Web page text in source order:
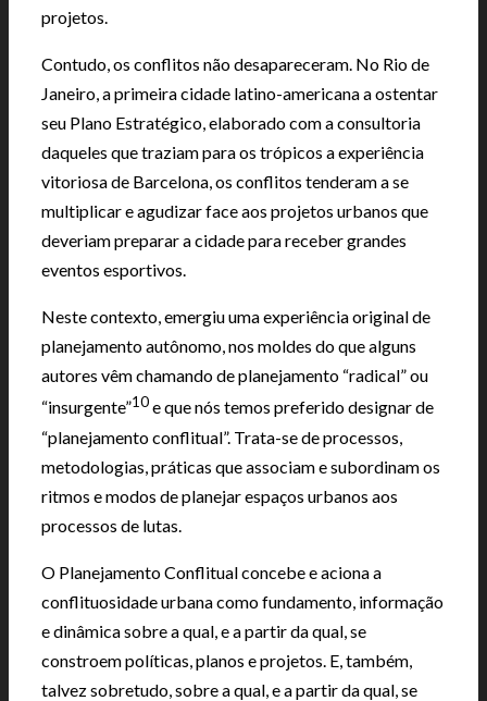
projetos.
Contudo, os conflitos não desapareceram. No Rio de
Janeiro, a primeira cidade latino-americana a ostentar
seu Plano Estratégico, elaborado com a consultoria
daqueles que traziam para os trópicos a experiência
vitoriosa de Barcelona, os conflitos tenderam a se
multiplicar e agudizar face aos projetos urbanos que
deveriam preparar a cidade para receber grandes
eventos esportivos.
Neste contexto, emergiu uma experiência original de
planejamento autônomo, nos moldes do que alguns
autores vêm chamando de planejamento “radical” ou
“insurgente”10e que nós temos preferido designar de
“planejamento conflitual”. Trata-se de processos,
metodologias, práticas que associam e subordinam os
ritmos e modos de planejar espaços urbanos aos
processos de lutas.
O Planejamento Conflitual concebe e aciona a
conflituosidade urbana como fundamento, informação
e dinâmica sobre a qual, e a partir da qual, se
constroem políticas, planos e projetos. E, também,
talvez sobretudo, sobre a qual, e a partir da qual, se